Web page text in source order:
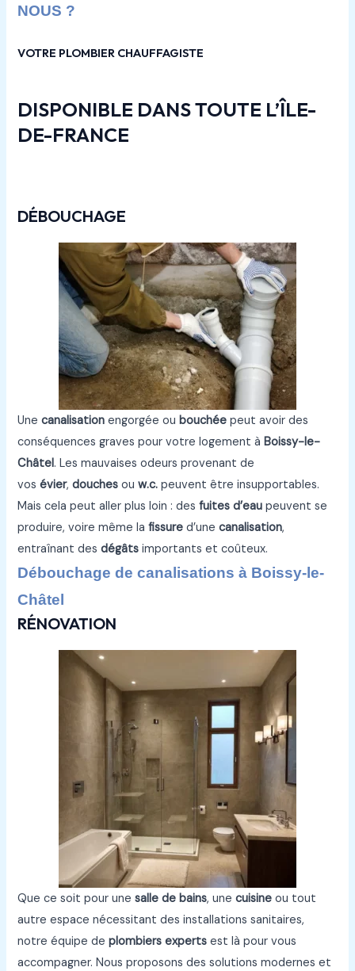
NOUS ?
VOTRE PLOMBIER CHAUFFAGISTE
DISPONIBLE DANS TOUTE L’ÎLE-
DE-FRANCE
DÉBOUCHAGE
Unecanalisation engorgée oubouchée peut avoir des
conséquences graves pour votre logement àBoissy-le-
Châtel. Les mauvaises odeurs provenant de
vosévier,douches ouw.c. peuvent être insupportables.
Mais cela peut aller plus loin : desfuites d’eau peuvent se
produire, voire même lafissure d’unecanalisation,
entraînant desdégâts importants et coûteux.
Débouchage de canalisations à Boissy-le-
Châtel
RÉNOVATION
Que ce soit pour unesalle de bains, unecuisine ou tout
autre espace nécessitant des installations sanitaires,
notre équipe deplombiers experts est là pour vous
accompagner. Nous proposons des solutions modernes et